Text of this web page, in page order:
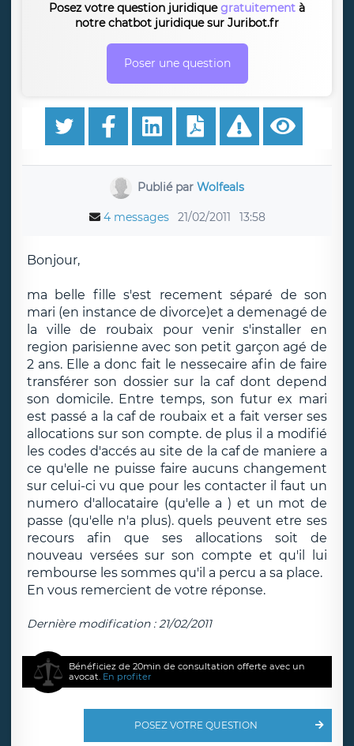
Posez votre question juridiquegratuitement à
notre chatbot juridique sur Juribot.fr
Poser une question
Publié parWolfeals
4 messages 21/02/2011 13:58
Bonjour,
ma belle fille s'est recement séparé de son
mari (en instance de divorce)et a demenagé de
la ville de roubaix pour venir s'installer en
region parisienne avec son petit garçon agé de
2 ans. Elle a donc fait le nessecaire afin de faire
transférer son dossier sur la caf dont depend
son domicile. Entre temps, son futur ex mari
est passé a la caf de roubaix et a fait verser ses
allocations sur son compte. de plus il a modifié
les codes d'accés au site de la caf de maniere a
ce qu'elle ne puisse faire aucuns changement
sur celui-ci vu que pour les contacter il faut un
numero d'allocataire (qu'elle a ) et un mot de
passe (qu'elle n'a plus). quels peuvent etre ses
recours afin que ses allocations soit de
nouveau versées sur son compte et qu'il lui
rembourse les sommes qu'il a percu a sa place.
En vous remercient de votre réponse.
Dernière modification : 21/02/2011
Bénéficiez de 20min de consultation offerte avec un
avocat. En profiter
POSEZ VOTRE QUESTION